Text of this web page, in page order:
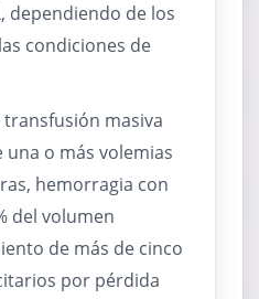
dependiendo de los
condiciones de
masiva
o más volemias
hemorragia con
del volumen
de más de cinco
por pérdida